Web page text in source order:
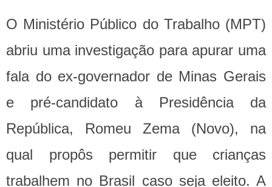
O Ministério Público do Trabalho (MPT)
abriu uma investigação para apurar uma
fala do ex-governador de Minas Gerais
e pré-candidato à Presidência da
República, Romeu Zema (Novo), na
qual propôs permitir que crianças
trabalhem no Brasil caso seja eleito. A